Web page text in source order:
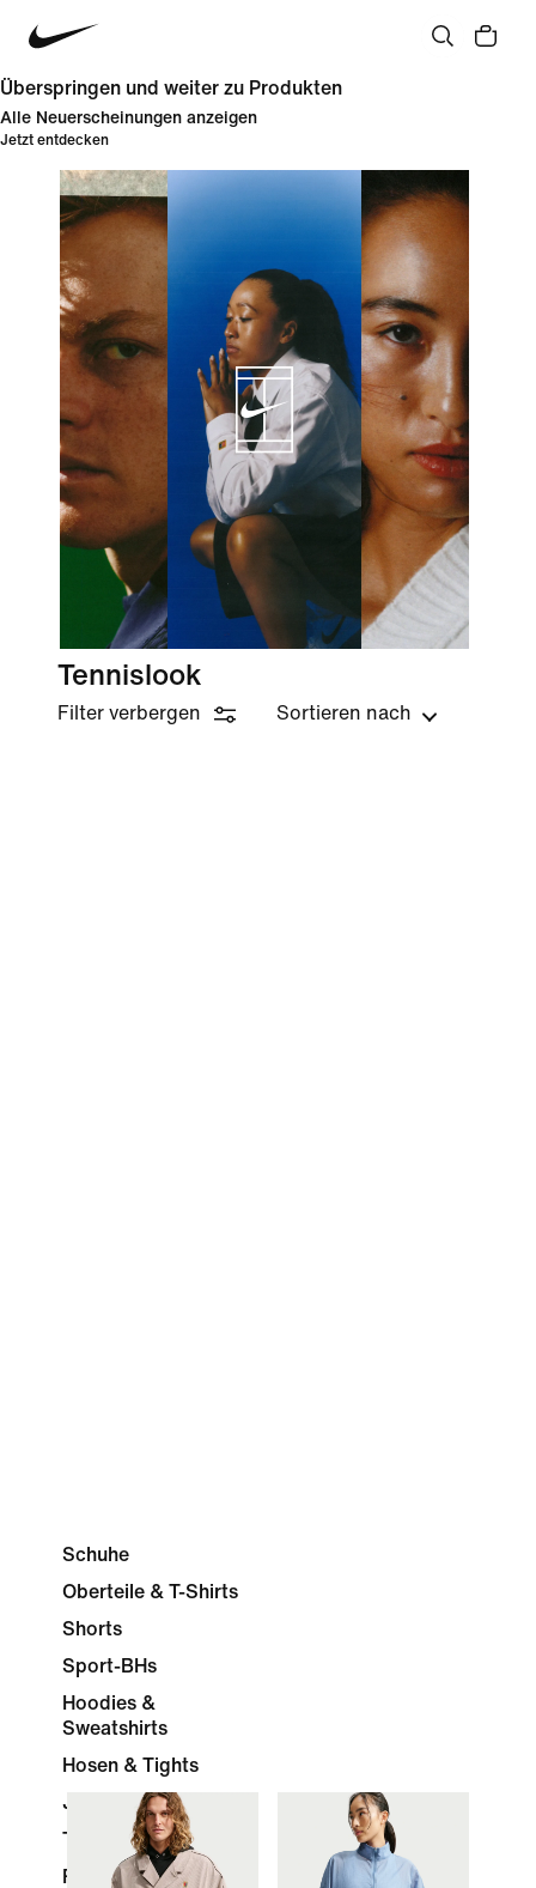
Überspringen und weiter zu Produkten
Alle Neuerscheinungen anzeigen
Jetzt entdecken
Tennislook
Filter verbergen Sortieren nach
Schuhe
Oberteile & T-Shirts
Shorts
Sport-BHs
Hoodies &
Sweatshirts
Hosen & Tights
Jacken & Westen
Trainingsanzüge
Röcke & Kleider